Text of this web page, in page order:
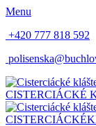
Menu
+420 777 818 592
CISTERCIÁCKÉ
CISTERCIÁCKÉ